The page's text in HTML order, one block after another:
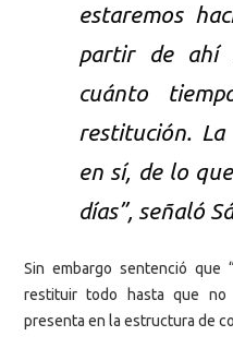
estaremos
partir de ahí
cuánto
restitución.
en sí, de lo
días”, señaló
Sin embargo sentenció que
restituir todo hasta que no
presenta en la estructura de